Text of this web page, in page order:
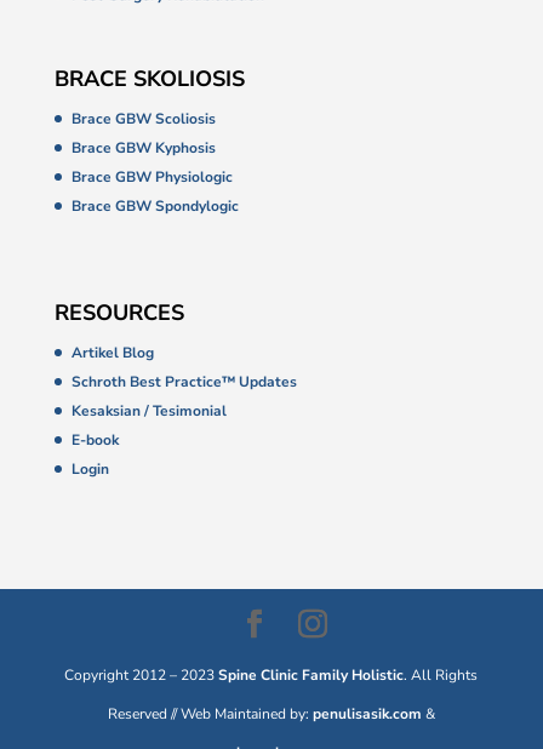
BRACE SKOLIOSIS
Brace GBW Scoliosis
Brace GBW Kyphosis
Brace GBW Physiologic
Brace GBW Spondylogic
RESOURCES
Artikel Blog
Schroth Best Practice™ Updates
Kesaksian / Tesimonial
E-book
Login
Copyright 2012 – 2023Spine Clinic Family Holistic. All Rights
Reserved // Web Maintained by: penulisasik.com &